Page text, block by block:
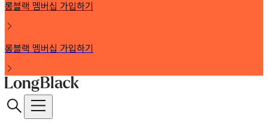
롱블랙 멤버십 가입하기
롱블랙 멤버십 가입하기